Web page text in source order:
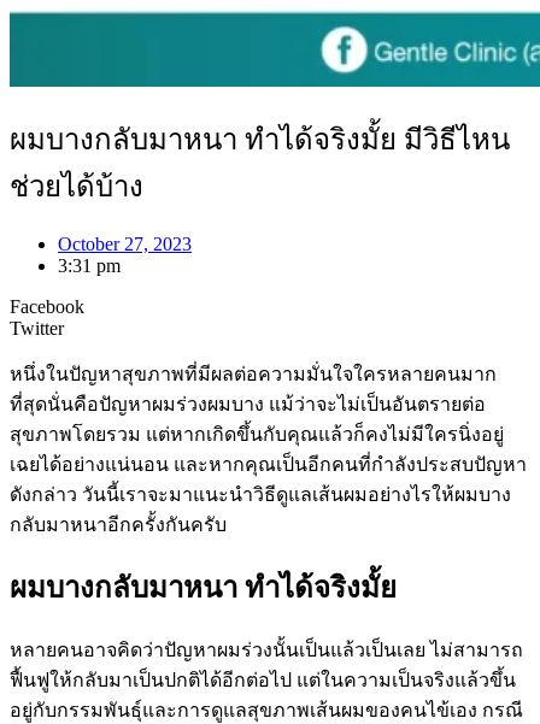
ผมบางกลับมาหนา ทำได้จริงมั้ย มีวิธีไหน
ช่วยได้บ้าง
October 27, 2023
3:31 pm
Facebook
Twitter
หนึ่งในปัญหาสุขภาพที่มีผลต่อความมั่นใจใครหลายคนมาก
ที่สุดนั่นคือปัญหาผมร่วงผมบาง แม้ว่าจะไม่เป็นอันตรายต่อ
สุขภาพโดยรวม แต่หากเกิดขึ้นกับคุณแล้วก็คงไม่มีใครนิ่งอยู่
เฉยได้อย่างแน่นอน และหากคุณเป็นอีกคนที่กำลังประสบปัญหา
ดังกล่าว วันนี้เราจะมาแนะนำวิธีดูแลเส้นผมอย่างไรให้ผมบาง
กลับมาหนาอีกครั้งกันครับ
ผมบางกลับมาหนา ทำได้จริงมั้ย
หลายคนอาจคิดว่าปัญหาผมร่วงนั้นเป็นแล้วเป็นเลย ไม่สามารถ
ฟื้นฟูให้กลับมาเป็นปกติได้อีกต่อไป แต่ในความเป็นจริงแล้วขึ้น
อยู่กับกรรมพันธุ์และการดูแลสุขภาพเส้นผมของคนไข้เอง กรณี